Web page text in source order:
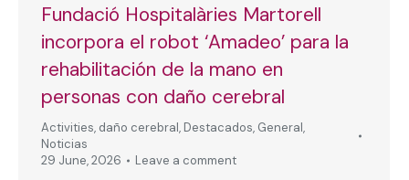
Fundació Hospitalàries Martorell
incorpora el robot ‘Amadeo’ para la
rehabilitación de la mano en
personas con daño cerebral
Activities, daño cerebral, Destacados, General,
Noticias
29 June, 2026
Leave a comment